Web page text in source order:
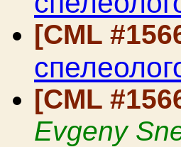
[CML
[CML
Evgeny